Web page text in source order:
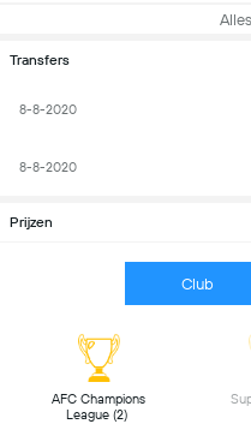
Alles
Transfers
8-8-2020
8-8-2020
Prijzen
Club
AFC Champions